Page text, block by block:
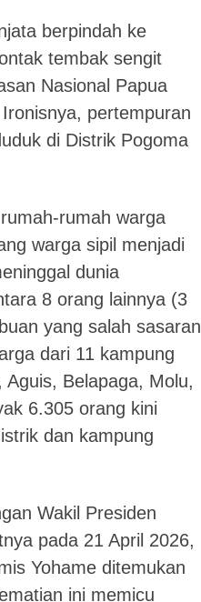
berpindah ke
tembak sengit
Nasional Papua
pertempuran
di Distrik Pogoma
rumah warga
warga sipil menjadi
dunia
8 orang lainnya (3
yang salah sasaran
dari 11 kampung
Belapaga, Molu,
6.305 orang kini
dan kampung
Wakil Presiden
pada 21 April 2026,
Yohame ditemukan
ini memicu